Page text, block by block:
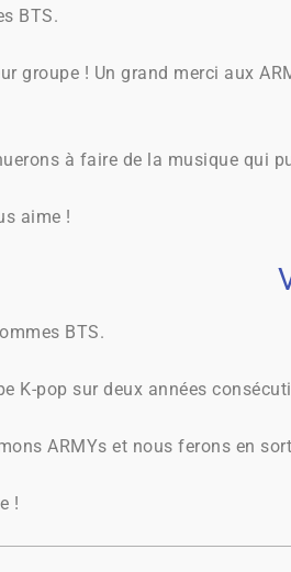
BTS.
groupe ! Un grand merci aux
à faire de la musique qui
aime !
BTS.
K-pop sur deux années
ARMYs et nous ferons en
!